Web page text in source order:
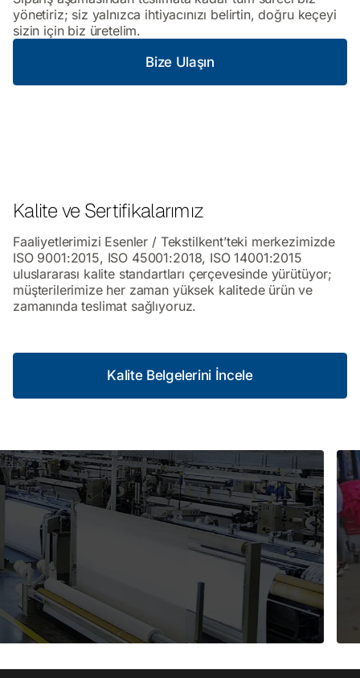
yönetiriz; siz yalnızca ihtiyacınızı belirtin, doğru keçeyi
sizin için biz üretelim.
Bize
Ulaşın
Bize Ulaşın
Kalite ve Sertifikalarımız
Faaliyetlerimizi Esenler / Tekstilkent’teki merkezimizde
ISO 9001:2015, ISO 45001:2018, ISO 14001:2015
uluslararası kalite standartları çerçevesinde yürütüyor;
müşterilerimize her zaman yüksek kalitede ürün ve
zamanında teslimat sağlıyoruz.
Kalite
Belgelerini
Kalite Belgelerini İncele